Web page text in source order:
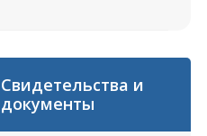
Свидетельства и
документы